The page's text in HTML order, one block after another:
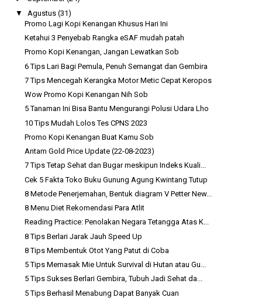
▼ Agustus (31)
Promo Lagi Kopi Kenangan Khusus Hari Ini
Ketahui 3 Penyebab Rangka eSAF mudah patah
Promo Kopi Kenangan, Jangan Lewatkan Sob
6 Tips Lari Bagi Pemula, Penuh Semangat dan Gembira
7 Tips Mencegah Kerangka Motor Metic Cepat Keropos
Wow Promo Kopi Kenangan Nih Sob
5 Tanaman Ini Bisa Bantu Mengurangi Polusi Udara Lho
10 Tips Mudah Lolos Tes CPNS 2023
Promo Kopi Kenangan Buat Kamu Sob
Antam Gold Price Update (22-08-2023)
7 Tips Tetap Sehat dan Bugar meskipun Indeks Kuali...
Cek 5 Fakta Toko Buku Gunung Agung Kwintang Tutup
8 Metode Penerjemahan, Bentuk diagram V Petter New...
8 Menu Diet Rekomendasi Para Atlit
Reading Practice: Penolakan Negara Tetangga Atas K...
8 Tips Berlari Jarak Jauh Speed Up
8 Tips Membentuk Otot Yang Patut di Coba
5 Tips Memasak Mie Untuk Survival di Hutan atau Gu...
5 Tips Sukses Berlari Gembira, Tubuh Jadi Sehat da...
5 Tips Berhasil Menabung Dapat Banyak Cuan